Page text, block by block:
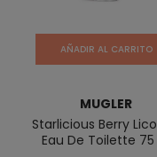
AÑADIR AL CARRITO
MUGLER
Starlicious Berry
Eau De Toilette 75